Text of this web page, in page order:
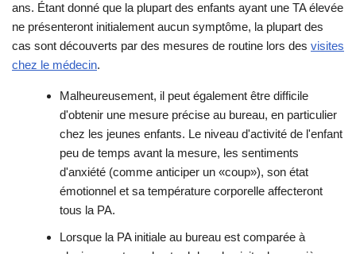
ans. Étant donné que la plupart des enfants ayant une TA élevée
ne présenteront initialement aucun symptôme, la plupart des
cas sont découverts par des mesures de routine lors des visites
chez le médecin.
Malheureusement, il peut également être difficile
d'obtenir une mesure précise au bureau, en particulier
chez les jeunes enfants. Le niveau d'activité de l'enfant
peu de temps avant la mesure, les sentiments
d'anxiété (comme anticiper un «coup»), son état
émotionnel et sa température corporelle affecteront
tous la PA.
Lorsque la PA initiale au bureau est comparée à